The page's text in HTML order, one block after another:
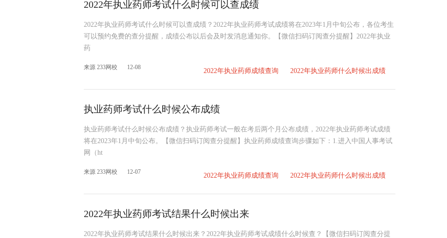
2022年执业药师考试什么时候可以查成绩
2022年执业药师考试什么时候可以查成绩？2022年执业药师考试成绩将在2023年1月中旬公布，各位考生
可以预约免费的查分提醒，成绩公布以后会及时发消息通知你。【微信扫码订阅查分提醒】2022年执业
药
来源 233网校 12-08 2022年执业药师成绩查询 2022年执业药师什么时候出成绩
执业药师考试什么时候公布成绩
执业药师考试什么时候公布成绩？执业药师考试一般在考后两个月公布成绩，2022年执业药师考试成绩
将在2023年1月中旬公布。【微信扫码订阅查分提醒】执业药师成绩查询步骤如下：1.进入中国人事考试
网（ht
来源 233网校 12-07 2022年执业药师成绩查询 2022年执业药师什么时候出成绩
2022年执业药师考试结果什么时候出来
2022年执业药师考试结果什么时候出来？2022年执业药师考试成绩什么时候查？【微信扫码订阅查分提